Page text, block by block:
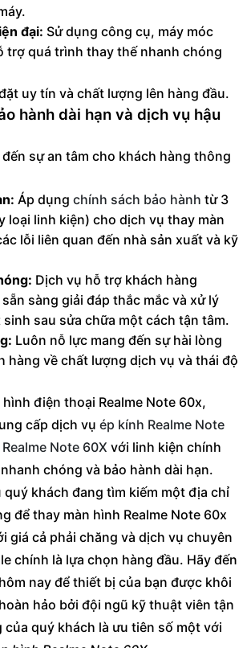
đại: Sử dụng công cụ, máy móc
trợ quá trình thay thế nhanh chóng
uy tín và chất lượng lên hàng đầu.
hành dài hạn và dịch vụ hậu
đến sự an tâm cho khách hàng thông
Áp dụng chính sách bảo hành từ 3
loại linh kiện) cho dịch vụ thay màn
lỗi liên quan đến nhà sản xuất và kỹ
Dịch vụ hỗ trợ khách hàng
sàng giải đáp thắc mắc và xử lý
sau sửa chữa một cách tận tâm.
Luôn nỗ lực mang đến sự hài lòng
hàng về chất lượng dịch vụ và thái độ
điện thoại Realme Note 60x,
cấp dịch vụ ép kính Realme Note
Note 60X với linh kiện chính
chóng và bảo hành dài hạn.
quý khách đang tìm kiếm một địa chỉ
để thay màn hình Realme Note 60x
giá cả phải chăng và dịch vụ chuyên
chính là lựa chọn hàng đầu. Hãy đến
nay để thiết bị của bạn được khôi
hảo bởi đội ngũ kỹ thuật viên tận
của quý khách là ưu tiên số một với